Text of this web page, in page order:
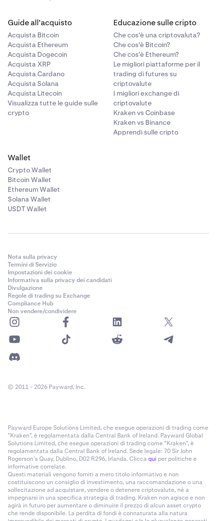
Guide all'acquisto
Acquista Bitcoin
Acquista Ethereum
Acquista Dogecoin
Acquista XRP
Acquista Cardano
Acquista Solana
Acquista Litecoin
Visualizza tutte le guide sulle
crypto
Educazione sulle cripto
Che cos'è una criptovaluta?
Che cos'è Bitcoin?
Che cos'è Ethereum?
Le migliori piattaforme per il
trading di futures su
criptovalute
I migliori exchange di
criptovalute
Kraken vs Coinbase
Kraken vs Binance
Apprendi sulle cripto
Wallet
Crypto Wallet
Bitcoin Wallet
Ethereum Wallet
Solana Wallet
USDT Wallet
Nota sulla privacy
Termini di Servizio
Impostazioni dei cookie
Informativa sulla privacy dei candidati
Divulgazione
Regole di trading su Exchange
Compliance Hub
Non vendere/condividere
© 2011 - 2026 Payward, Inc.
Payward Europe Solutions Limited, che esegue operazioni di trading come
"Kraken", è regolamentata dalla Central Bank of Ireland. Payward Global
Solutions Limited, che esegue operazioni di trading come "Kraken", è
regolamentata dalla Central Bank of Ireland. Sede legale: 70 Sir John
Rogerson’s Quay, Dublino, D02 R296, Irlanda. Cliccaqui per politiche e
informative correlate.
Questi materiali vengono forniti a mero titolo informativo e non
costituiscono un consiglio di investimento, una raccomandazione o una
sollecitazione ad acquistare, vendere o detenere criptovalute, né a
impegnarsi in una specifica strategia di trading. Kraken non agisce e non
agirà in futuro per aumentare o diminuire il prezzo di alcun asset crypto
che rende disponibile. La perdita di fondi è connaturata alla natura